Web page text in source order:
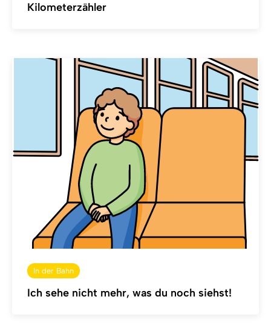
Kilometerzähler
In der Bahn
Ich sehe nicht mehr, was du noch siehst!